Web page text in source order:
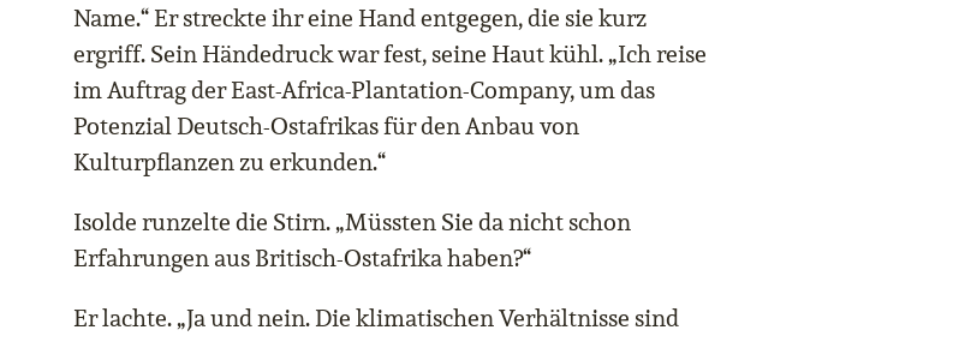
Name.“ Er streckte ihr eine Hand entgegen, die sie kurz
ergriff. Sein Händedruck war fest, seine Haut kühl. „Ich reise
im Auftrag der East-Africa-Plantation-Company, um das
Potenzial Deutsch-Ostafrikas für den Anbau von
Kulturpflanzen zu erkunden.“
Isolde runzelte die Stirn. „Müssten Sie da nicht schon
Erfahrungen aus Britisch-Ostafrika haben?“
Er lachte. „Ja und nein. Die klimatischen Verhältnisse sind